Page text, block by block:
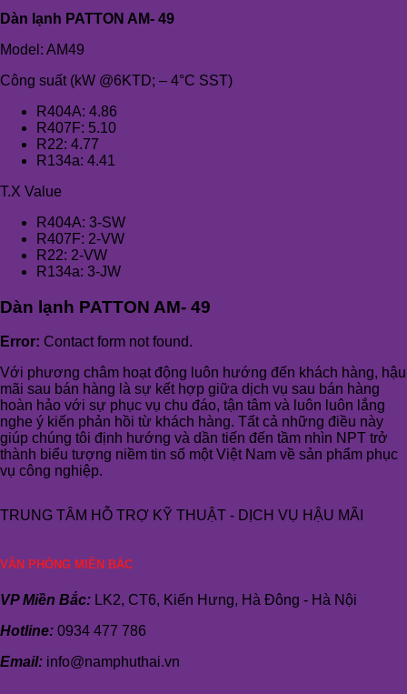
Dàn lạnh PATTON AM- 49
Model: AM49
Công suất (kW @6KTD; – 4°C SST)
R404A: 4.86
R407F: 5.10
R22: 4.77
R134a: 4.41
T.X Value
R404A: 3-SW
R407F: 2-VW
R22: 2-VW
R134a: 3-JW
Dàn lạnh PATTON AM- 49
Error: Contact form not found.
Với phương châm hoạt động luôn hướng đến khách hàng, hậu
mãi sau bán hàng là sự kết hợp giữa dịch vụ sau bán hàng
hoàn hảo với sự phục vụ chu đáo, tận tâm và luôn luôn lắng
nghe ý kiến phản hồi từ khách hàng. Tất cả những điều này
giúp chúng tôi định hướng và dần tiến đến tầm nhìn NPT trở
thành biểu tượng niềm tin số một Việt Nam về sản phẩm phục
vụ công nghiệp.
TRUNG TÂM HỖ TRỢ KỸ THUẬT - DỊCH VỤ HẬU MÃI
VĂN PHÒNG MIỀN BẮC
VP Miền Bắc: LK2, CT6, Kiến Hưng, Hà Đông - Hà Nội
Hotline: 0934 477 786
Email: info@namphuthai.vn